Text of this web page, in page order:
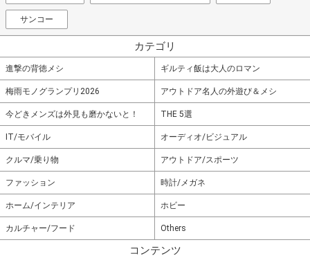
サンコー
カテゴリ
進撃の背徳メシ ギルティ飯は大人のロマン
梅雨モノグランプリ2026 アウトドア名人の外遊び＆メシ
今どきメンズは外見も磨かないと！ THE 5選
IT/モバイル オーディオ/ビジュアル
クルマ/乗り物 アウトドア/スポーツ
ファッション 時計/メガネ
ホーム/インテリア ホビー
カルチャー/フード Others
コンテンツ